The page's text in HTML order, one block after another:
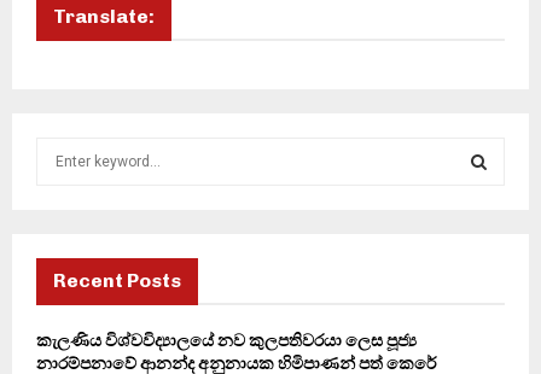
Translate:
f
r
Recent Posts
කැලණිය විශ්වවිද්‍යාලයේ නව කුලපතිවරයා ලෙස පූජ්‍ය
නාරම්පනාවේ ආනන්ද අනුනායක හිමිපාණන් පත් කෙරේ